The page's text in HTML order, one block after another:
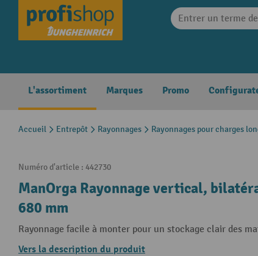
Skip to main navigation
L'assortiment Marques Promo
Accueil Entrepôt Rayonnages Rayonnages pour charges
Numéro d'article : 442730
ManOrga Rayonnage vertical,
680 mm
Rayonnage facile à monter pour un stockage clair des
Vers la description du produit